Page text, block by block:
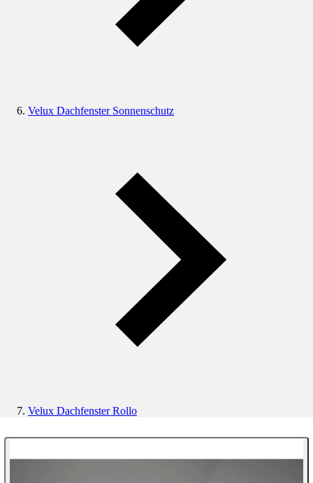
Velux Dachfenster Sonnenschutz
Velux Dachfenster Rollo